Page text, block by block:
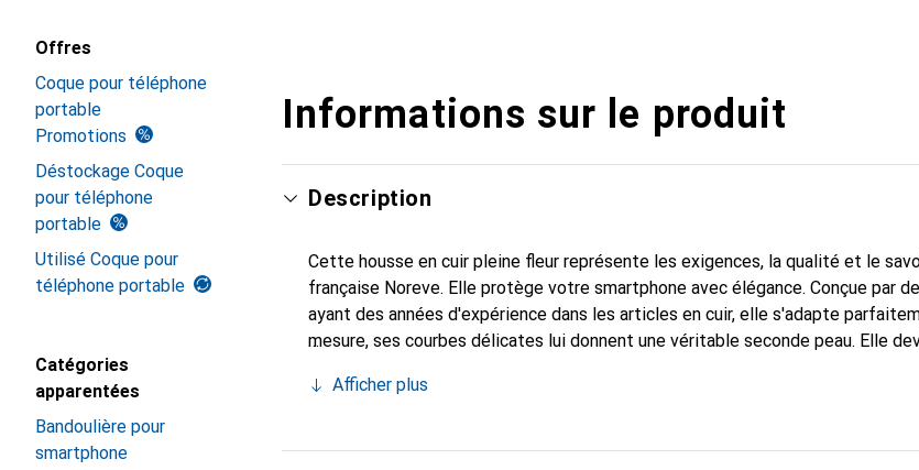
Offres
Coque pour téléphone
portable
Promotions
Déstockage Coque
pour téléphone
portable
Utilisé Coque pour
téléphone portable
Catégories
apparentées
Bandoulière pour
smartphone
Informations sur le produit
Description
Cette housse en cuir pleine fleur représente les exigences, la qualité et le
française Noreve. Elle protège votre smartphone avec élégance. Conçue par
ayant des années d'expérience dans les articles en cuir, elle s'adapte
mesure, ses courbes délicates lui donnent une véritable seconde peau. Elle
marque Noreve est un choix fiable pour une clientèle exigeante.
Afficher plus